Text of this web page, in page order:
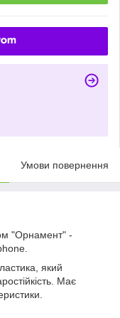
Умови повернення
"Орнамент" -
який
Має